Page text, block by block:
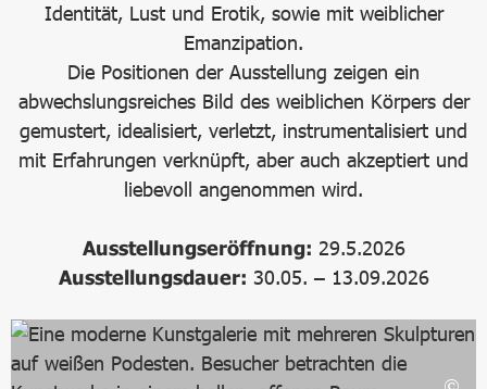
Identität, Lust und Erotik, sowie mit weiblicher
Emanzipation.
Die Positionen der Ausstellung zeigen ein
abwechslungsreiches Bild des weiblichen Körpers der
gemustert, idealisiert, verletzt, instrumentalisiert und
mit Erfahrungen verknüpft, aber auch akzeptiert und
liebevoll angenommen wird.
Ausstellungseröffnung: 29.5.2026
Ausstellungsdauer: 30.05. – 13.09.2026